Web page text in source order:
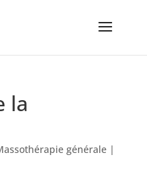
la
générale|